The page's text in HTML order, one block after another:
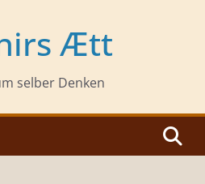
Ætt
selber Denken